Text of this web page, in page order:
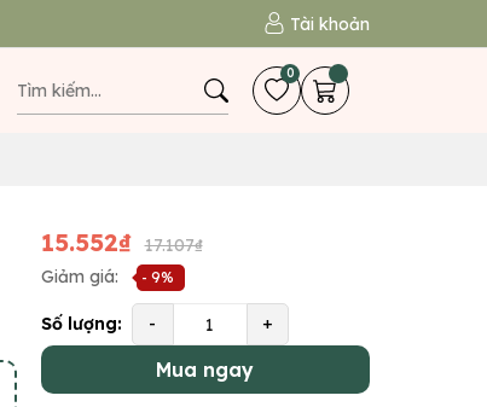
Tài khoản
0
15.552₫
17.107₫
Giảm giá:
- 9%
Số lượng: - +
Mua ngay